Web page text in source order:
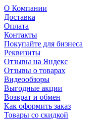
О Компании
Доставка
Оплата
Контакты
Покупайте для бизнеса
Реквизиты
Отзывы на Яндекс
Отзывы о товарах
Видеообзоры
Выгодные акции
Возврат и обмен
Как оформить заказ
Товары со скидкой